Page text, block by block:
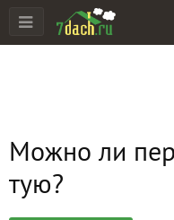
Можно ли
тую?